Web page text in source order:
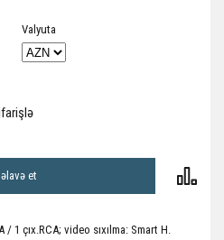
Valyuta
et
/ 1 çıx.RCA; video sıxılma: Smart H.